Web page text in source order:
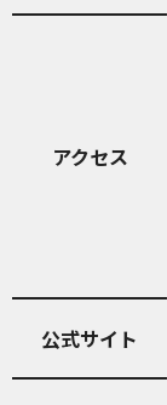
アクセス
公式サイト